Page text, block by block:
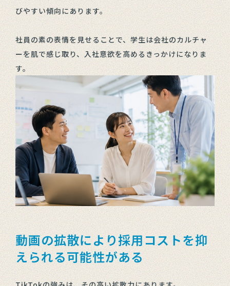
びやすい傾向にあります。
社員の素の表情を見せることで、学生は会社のカルチャ
ーを肌で感じ取り、入社意欲を高めるきっかけになりま
す。
動画の拡散により採用コストを抑
えられる可能性がある